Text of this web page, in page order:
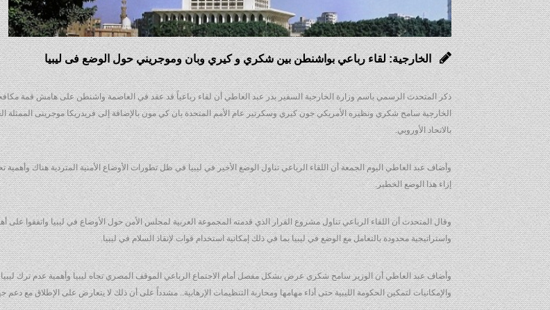
الخارجية: لقاء رباعي بواشنطن بين شكري و كيري وبان وموجريني حول الوضع فى ليبيا
ذكر المتحدث الرسمي باسم وزارة الخارجية السفير بدر عبد العاطي أن لقاء رباعياً قد عقد في العاصمة واشنطن على هامش قمة
الخارجية سامح شكري ونظيره الأمريكي جون كيري وسكرتير عام الأمم المتحدة بان كي مون بالإضافة إلى فريدريكا موجرينى الممثلة
بالاتحاد الأوروبي.
وأضاف عبد العاطي اليوم الجمعة أن اللقاء الرباعي تناول الوضع الأخير في ليبيا في ظل تطورات الأوضاع الأمنية المتردية هناك وأهمية
إزاء هذا الوضع الخطير.
وقال المتحدث أن اللقاء الرباعي تناول مشروع القرار الذي قدمته المجموعة العربية لمجلس الأمن حول الأوضاع في ليبيا واتفقوا
واستراتيجية محدودة بالتعامل مع الوضع في ليبيا بما في ذلك إمكانية استخدام قوات لإنقاذ السلام في ليبيا.
وأضاف عبد العاطي أن الوزير سامح شكري عرض بشكل مفصل أمام الاجتماع الرباعي الموقف المصري تجاه ليبيا وأهمية عدم ترك ليبيا
والإمكانيات لتمكين الحكومة الليبية حتى أداء مهامها ومحاربة التنظيمات الإرهابية.. مشدداً على أن ذلك لا يتعارض على الإطلاق مع